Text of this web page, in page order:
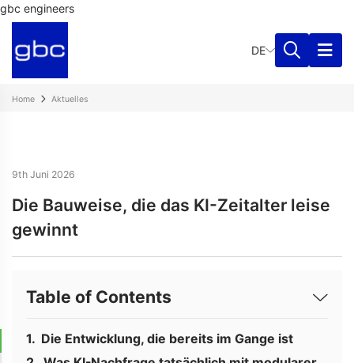
gbc engineers
DE
Home Aktuelles
9th Juni 2026
Die Bauweise, die das KI-Zeitalter leise
gewinnt
Table of Contents
Die Entwicklung, die bereits im Gange ist